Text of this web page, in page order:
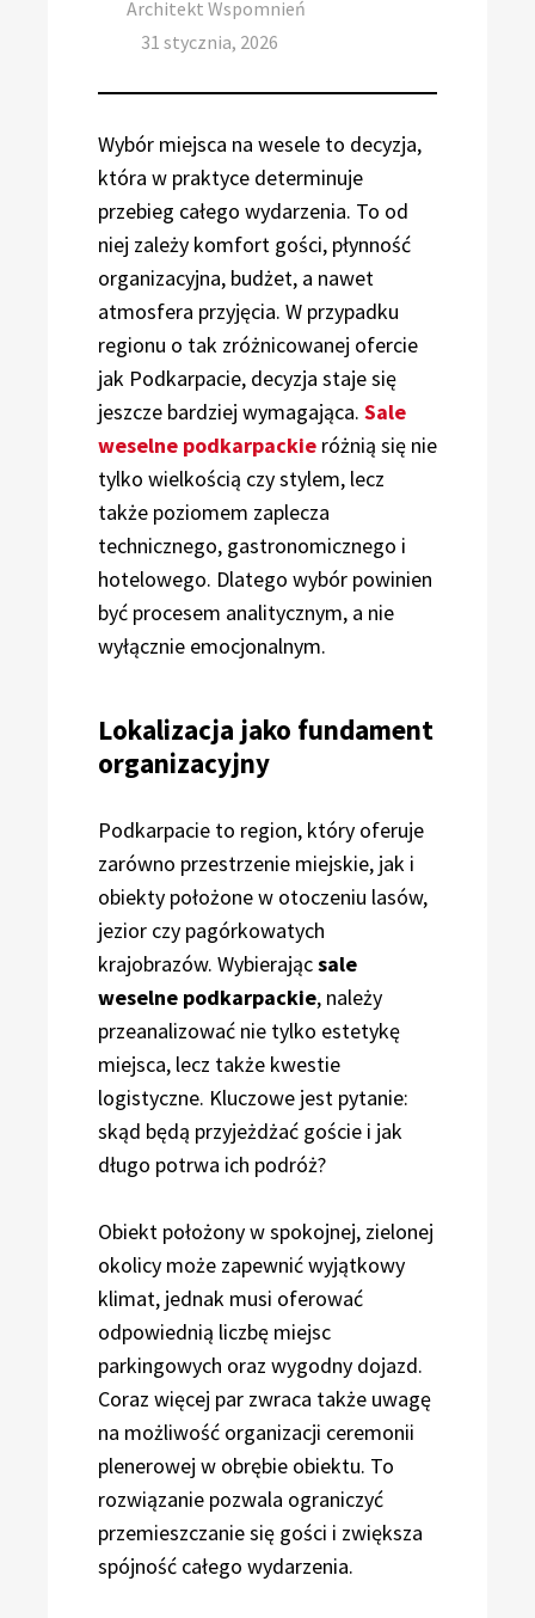
Author
Architekt Wspomnień
Posted
31 stycznia, 2026
Wybór miejsca na wesele to decyzja,
która w praktyce determinuje
przebieg całego wydarzenia. To od
niej zależy komfort gości, płynność
organizacyjna, budżet, a nawet
atmosfera przyjęcia. W przypadku
regionu o tak zróżnicowanej ofercie
jak Podkarpacie, decyzja staje się
jeszcze bardziej wymagająca. Sale
weselne podkarpackie różnią się nie
tylko wielkością czy stylem, lecz
także poziomem zaplecza
technicznego, gastronomicznego i
hotelowego. Dlatego wybór powinien
być procesem analitycznym, a nie
wyłącznie emocjonalnym.
Lokalizacja jako fundament
organizacyjny
Podkarpacie to region, który oferuje
zarówno przestrzenie miejskie, jak i
obiekty położone w otoczeniu lasów,
jezior czy pagórkowatych
krajobrazów. Wybierającsale
weselne podkarpackie, należy
przeanalizować nie tylko estetykę
miejsca, lecz także kwestie
logistyczne. Kluczowe jest pytanie:
skąd będą przyjeżdżać goście i jak
długo potrwa ich podróż?
Obiekt położony w spokojnej, zielonej
okolicy może zapewnić wyjątkowy
klimat, jednak musi oferować
odpowiednią liczbę miejsc
parkingowych oraz wygodny dojazd.
Coraz więcej par zwraca także uwagę
na możliwość organizacji ceremonii
plenerowej w obrębie obiektu. To
rozwiązanie pozwala ograniczyć
przemieszczanie się gości i zwiększa
spójność całego wydarzenia.